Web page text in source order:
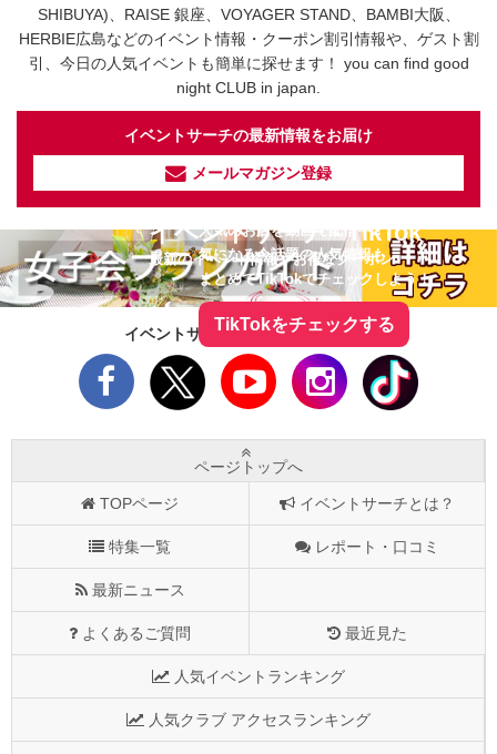
SHIBUYA)、RAISE 銀座、VOYAGER STAND、BAMBI大阪、
HERBIE広島などのイベント情報・クーポン割引情報や、ゲスト割
引、今日の人気イベントも簡単に探せます！ you can find good
night CLUB in japan.
イベントサーチの最新情報をお届け
メールマガジン登録
イベントサーチ - TikTok
最新のイベント情報やお得なクーポン
人気のお店を動画で配信中！
気になる今話題の人気情報も
まとめてTikTokでチェックしよう！
TikTokをチェックする
イベントサーチをフォローしよう！
ページトップへ
TOPページ イベントサーチとは？
特集一覧 レポート・口コミ
最新ニュース
よくあるご質問 最近見た
人気イベントランキング
人気クラブ アクセスランキング